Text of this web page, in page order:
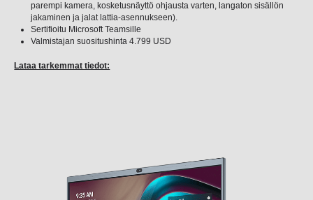
parempi kamera, kosketusnäyttö ohjausta varten, langaton sisällön
jakaminen ja jalat lattia-asennukseen).
Sertifioitu Microsoft Teamsille
Valmistajan suositushinta 4.799 USD
Lataa tarkemmat tiedot: